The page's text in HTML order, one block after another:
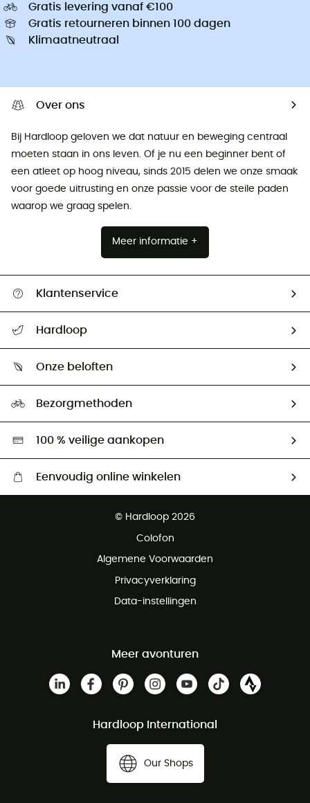
Gratis levering vanaf €100
Gratis retourneren binnen 100 dagen
Klimaatneutraal
Over ons
Bij Hardloop geloven we dat natuur en beweging centraal
moeten staan ​​in ons leven. Of je nu een beginner bent of
een atleet op hoog niveau, sinds 2015 delen we onze smaak
voor goede uitrusting en onze passie voor de steile paden
waarop we graag spelen.
Meer informatie +
Klantenservice
Mijn zending volgen
Retourzendingen & Terugbetalingen
Hardloop
Ambassadeurs
Onze beloften
Hardgreen
Bezorgmethoden
100 % veilige aankopen
Eenvoudig online winkelen
Gratis retourneren binnen 100 dagen
© Hardloop 2026
Colofon
Algemene Voorwaarden
Privacyverklaring
Data-instellingen
Meer avonturen
Hardloop International
Our Shops